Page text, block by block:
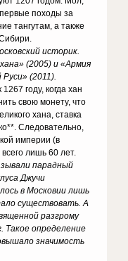
походы за
тангутам, а также
историк.
(2005) и «Армия
(2011).
году, когда хан
свою монету, что
хана, ставка
Следовательно,
империи (в
лишь 60 лет.
парадный
Джучи
в Московии лишь
существовать. А
разгрому
Такое определение
значимость